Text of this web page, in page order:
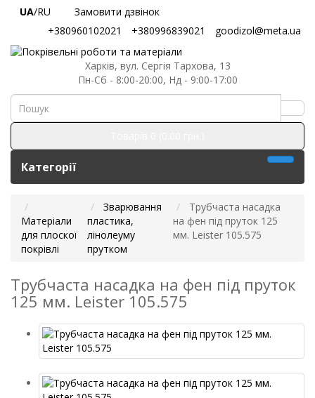
UA/RU
Замовити дзвінок
+380960102021
+380996839021 goodizol@meta.ua
Харків, вул. Сергія Тархова, 13
Пн-Сб - 8:00-20:00, Нд - 9:00-17:00
Категорії
Матеріали
для плоскої
покрівлі
Зварювання
пластика,
лінолеуму
прутком
Трубчаста насадка
на фен під пруток 125
мм. Leister 105.575
Трубчаста насадка на фен під пруток
125 мм. Leister 105.575